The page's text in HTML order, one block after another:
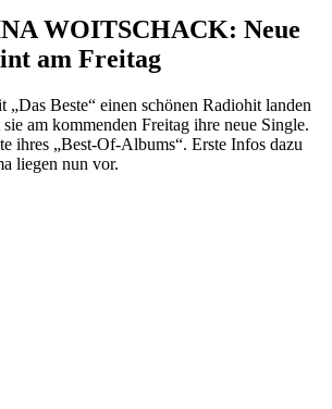
WOITSCHACK: Neue
am Freitag
Beste“ einen schönen Radiohit landen
am kommenden Freitag ihre neue Single.
ihres „Best-Of-Albums“. Erste Infos dazu
liegen nun vor.